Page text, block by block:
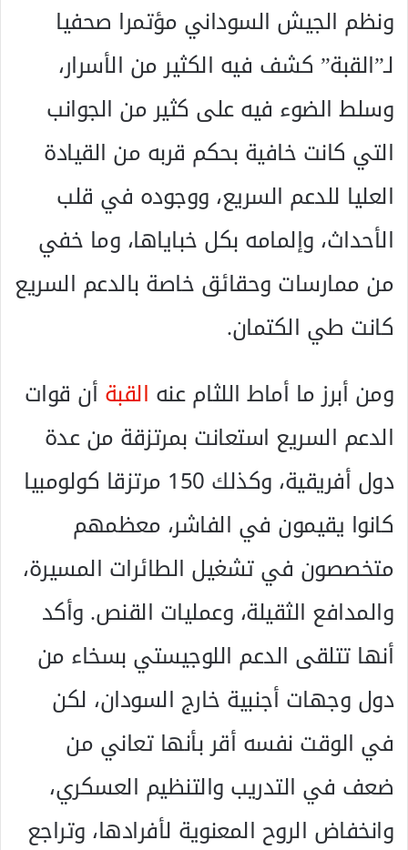
ونظم الجيش السوداني مؤتمرا صحفيا
لـ”القبة” كشف فيه الكثير من الأسرار،
وسلط الضوء فيه على كثير من الجوانب
التي كانت خافية بحكم قربه من القيادة
العليا للدعم السريع، ووجوده في قلب
الأحداث، وإلمامه بكل خباياها، وما خفي
من ممارسات وحقائق خاصة بالدعم السريع
كانت طي الكتمان.
ومن أبرز ما أماط اللثام عنه القبةأن قوات
الدعم السريع استعانت بمرتزقة من عدة
دول أفريقية، وكذلك 150 مرتزقا كولومبيا
كانوا يقيمون في الفاشر، معظمهم
متخصصون في تشغيل الطائرات المسيرة،
والمدافع الثقيلة، وعمليات القنص. وأكد
أنها تتلقى الدعم اللوجيستي بسخاء من
دول وجهات أجنبية خارج السودان، لكن
في الوقت نفسه أقر بأنها تعاني من
ضعف في التدريب والتنظيم العسكري،
وانخفاض الروح المعنوية لأفرادها، وتراجع